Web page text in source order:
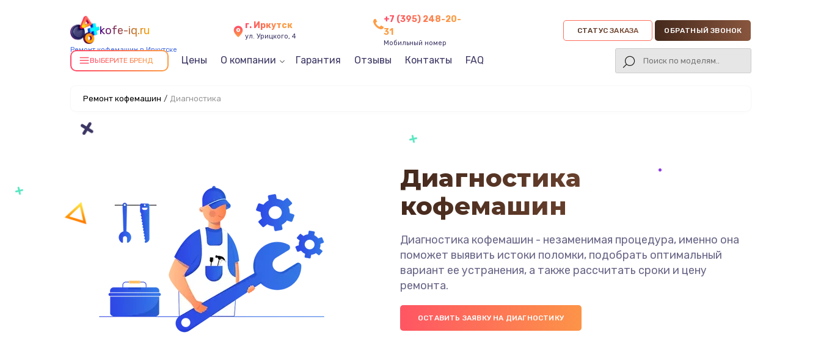
kofe-iq.ru
Ремонт кофемашин в Иркутске
г. Иркутск
ул. Урицкого, 4
+7 (395) 248-20-
31
Мобильный номер
СТАТУС ЗАКАЗА ОБРАТНЫЙ ЗВОНОК
ВЫБЕРИТЕ БРЕНД Цены О компании Гарантия Отзывы Контакты FAQ
Ремонт кофемашин / Диагностика
Диагностика
кофемашин
Диагностика кофемашин - незаменимая процедура, именно она
поможет выявить истоки поломки, подобрать оптимальный
вариант ее устранения, а также рассчитать сроки и цену
ремонта.
ОСТАВИТЬ ЗАЯВКУ НА ДИАГНОСТИКУ